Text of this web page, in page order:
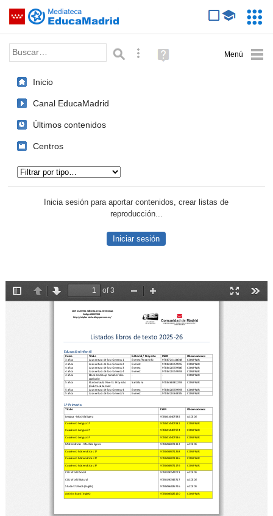
Saltar navegación
Palabra o frase: Búsqueda avanzada
Ayuda
(en
Inicio
Canal EducaMadrid
Últimos contenidos
Centros
Inicia sesión para aportar contenidos, crear listas de
reproducción...
Iniciar sesión